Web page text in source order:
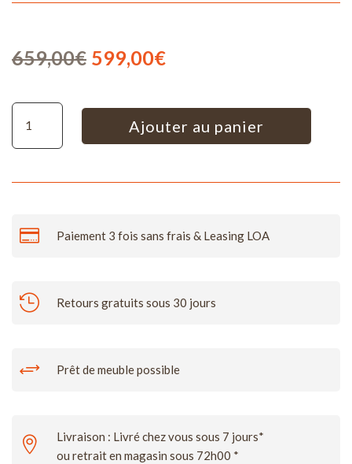
659,00€ Le
prix
était :
659,00€.
599,00€Le
est :
599,00€.
quantité de Hazo - Buffet bas 4 portes en chêne
Ajouter au panier
 Paiement 3 fois sans frais & Leasing LOA
 Retours gratuits sous 30 jours
+ Prêt de meuble possible

Livraison : Livré chez vous sous 7 jours*
ou retrait en magasin sous 72h00 *